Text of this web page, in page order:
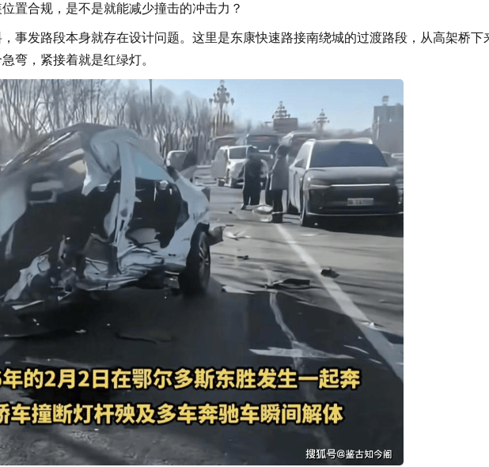
置合规，是不是就能减少撞击的冲击力？
发路段本身就存在设计问题。这里是东康快速路接南绕城的过渡路段，从高架桥下
弯，紧接着就是红绿灯。